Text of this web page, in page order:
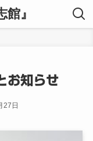
館』
お知らせ
27日